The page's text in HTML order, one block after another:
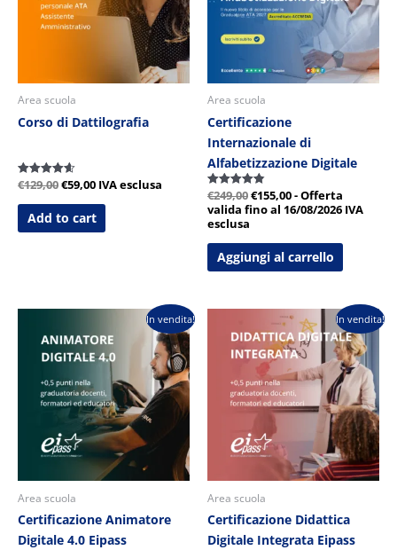
Area scuola
Corso di Dattilografia
Valutato
su 5
€129,00€59,00 IVA esclusa
Add to cart
Area scuola
Certificazione
Internazionale di
Alfabetizzazione Digitale
Valutato
4.89
su 5
€249,00€155,00- Offerta
valida fino al 16/08/2026 IVA
esclusa
Aggiungi al carrello
In vendita!
Area scuola
Certificazione Animatore
Digitale 4.0 Eipass
originale
era:
attuale
è:
€149,00.
In vendita!
Area scuola
Certificazione Didattica
Digitale Integrata Eipass
prezzo
originale
era:
€290,00.
Il
prezzo
attuale
è:
€149,00.